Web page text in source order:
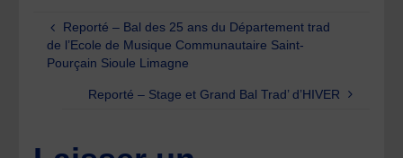
Reporté – Bal des 25 ans du Département trad
de l’Ecole de Musique Communautaire Saint-
Pourçain Sioule Limagne
Reporté – Stage et Grand Bal Trad’ d’HIVER